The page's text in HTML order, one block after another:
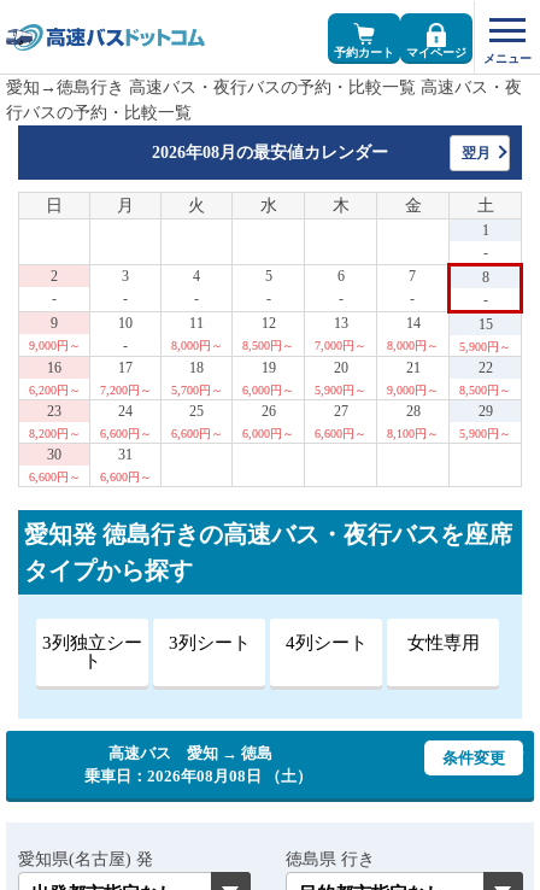
予約カート マイページ
愛知→徳島行き 高速バス・夜行バスの予約・比較一覧 高速バス・夜
行バスの予約・比較一覧
2026年08月の最安値カレンダー 翌月
日 月 火 水 木 金 土
1
-
2
-
3
-
4
-
5
-
6
-
7
-
8
-
9
9,000円～
10
-
11
8,000円～
12
8,500円～
13
7,000円～
14
8,000円～
15
5,900円～
16
6,200円～
17
7,200円～
18
5,700円～
19
6,000円～
20
5,900円～
21
9,000円～
22
8,500円～
23
8,200円～
24
6,600円～
25
6,600円～
26
6,000円～
27
6,600円～
28
8,100円～
29
5,900円～
30
6,600円～
31
6,600円～
愛知発 徳島行きの高速バス・夜行バスを座席
タイプから探す
3列独立シー
ト
3列シート 4列シート 女性専用
高速バス 愛知 → 徳島
乗車日：2026年08月08日 （土）
条件変更
愛知県(名古屋) 発 徳島県 行き